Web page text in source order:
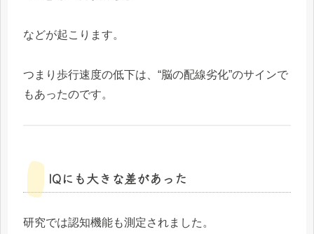
などが起こります。
つまり歩行速度の低下は、“脳の配線劣化”のサインで
もあったのです。
IQにも大きな差があった
研究では認知機能も測定されました。